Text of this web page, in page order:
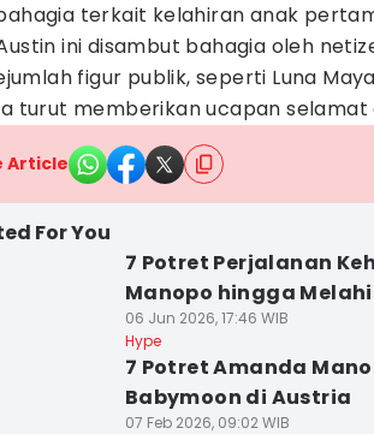
terkait kelahiran anak
ini disambut bahagia oleh
figur publik, seperti Luna
turut memberikan ucapan selamat
Article
For You
7 Potret Perjalanan
Manopo hingga
06 Jun 2026, 17:46 WIB
Hype
7 Potret Amanda
Babymoon di Austria
07 Feb 2026, 09:02 WIB